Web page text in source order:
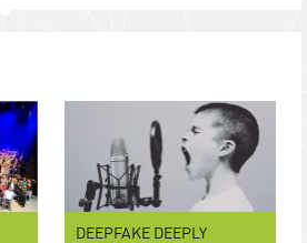
DEEPFAKE DEEPLY